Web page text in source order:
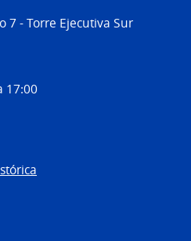
7 - Torre Ejecutiva Sur
17:00